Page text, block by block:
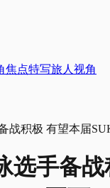
焦点特写旅人视角
选手备